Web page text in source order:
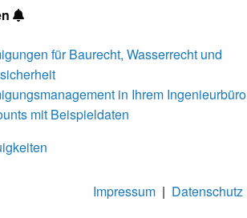
für Baurecht, Wasserrecht und
in Ihrem Ingenieurbüro
mit Beispieldaten
Impressum | Datenschutz